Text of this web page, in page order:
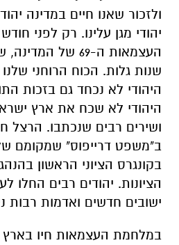
ולזכור שאנו חיים במדינה
יהודי מגן עלינו. רק לפני
שנות גלות. הכוח הרוחני
היהודי לא נכחד גם בזכות
היהודי לא שכח את ארץ
ושירים רבים שנכתבו. הרצל
ב"משפט דרייפוס" שמקומם
בקונגרס הציוני הראשון
הציונות. יהודים רבים החלו
ישובים חדשים ואדמות רבות